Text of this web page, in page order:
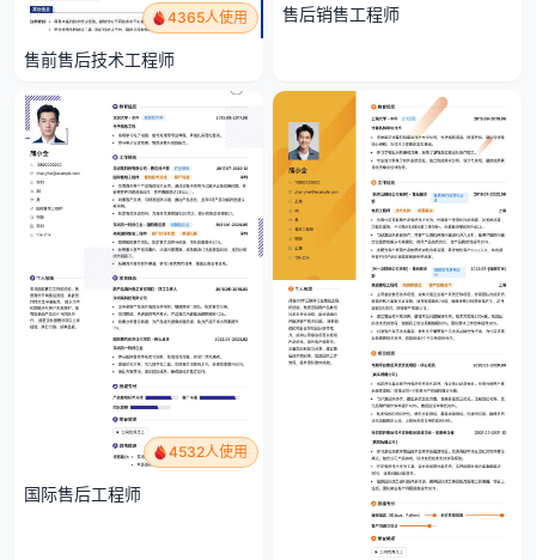
4365人使用
售前售后技术工程师
售后销售工程师
4532人使用
国际售后工程师